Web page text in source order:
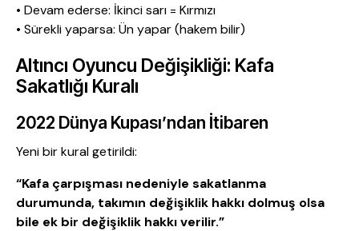
• Devam ederse: İkinci sarı = Kırmızı
• Sürekli yaparsa: Ün yapar (hakem bilir)
Altıncı Oyuncu Değişikliği: Kafa
Sakatlığı Kuralı
2022 Dünya Kupası’ndan İtibaren
Yeni bir kural getirildi:
“Kafa çarpışması nedeniyle sakatlanma
durumunda, takımın değişiklik hakkı dolmuş olsa
bile ek bir değişiklik hakkı verilir.”